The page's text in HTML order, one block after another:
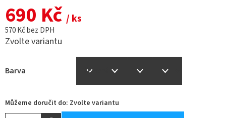
690 Kč / ks
570 Kč bez DPH
Zvolte variantu
Barva
Můžeme doručit do: Zvolte variantu